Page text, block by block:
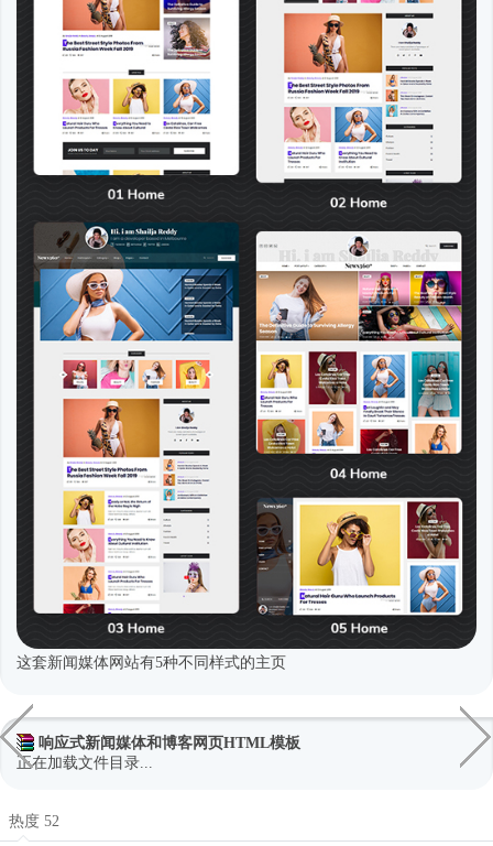
这套新闻媒体网站有5种不同样式的主页
响应式新闻媒体和博客网页HTML模板
正在加载文件目录...
热度 52